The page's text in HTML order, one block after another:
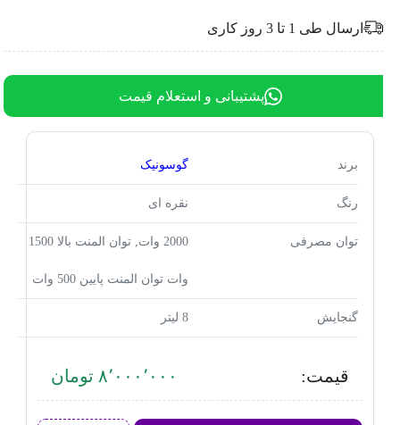
ارسال طی 1 تا 3 روز کاری
پشتیبانی و استعلام قیمت
برند گوسونیک
رنگ نقره ای
توان مصرفی 2000 وات, توان المنت بالا 1500
وات توان المنت پایین 500 وات
گنجایش
قیمت: ۸٬۰۰۰٬۰۰۰ تومان